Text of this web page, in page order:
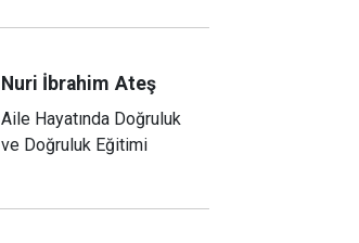
Nuri İbrahim Ateş
Aile Hayatında Doğruluk
ve Doğruluk Eğitimi